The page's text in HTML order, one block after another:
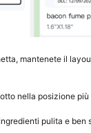
mantenete il
nella posizione
pulita e ben